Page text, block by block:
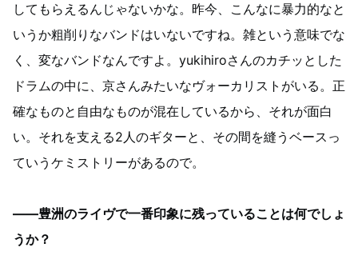
してもらえるんじゃないかな。昨今、こんなに暴力的なと
いうか粗削りなバンドはいないですね。雑という意味でな
く、変なバンドなんですよ。yukihiroさんのカチッとした
ドラムの中に、京さんみたいなヴォーカリストがいる。正
確なものと自由なものが混在しているから、それが面白
い。それを支える2人のギターと、その間を縫うベースっ
ていうケミストリーがあるので。
——豊洲のライヴで一番印象に残っていることは何でしょ
うか？